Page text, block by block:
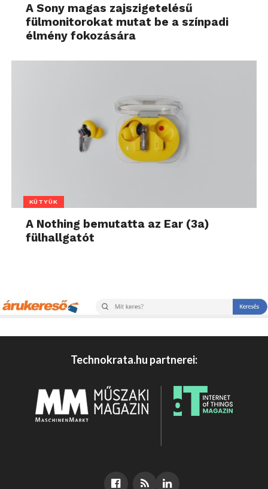
A Sony magas zajszigetelésű
fülmonitorokat mutat be a színpadi
élmény fokozására
KÜTYÜK
A Nothing bemutatta az Ear (3a)
fülhallgatót
Technokrata.hu partnerei: